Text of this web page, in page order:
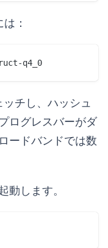
：
チし、ハッシュ
ログレスバーがダ
ードバンドでは数
動します。